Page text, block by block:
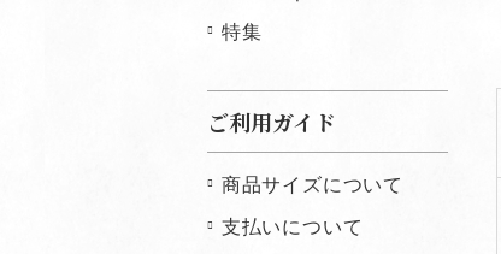
特集
ご利用ガイド
商品サイズについて
支払いについて